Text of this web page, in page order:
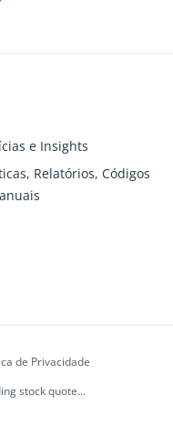
e Insights
Relatórios, Códigos
de Privacidade
stock quote...